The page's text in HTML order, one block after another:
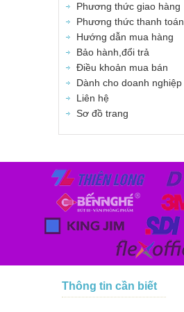
Phương thức giao hàng
Phương thức thanh toán
Hướng dẫn mua hàng
Bảo hành,đổi trả
Điều khoản mua bán
Dành cho doanh nghiệp
Liên hệ
Sơ đồ trang
Thông tin cần biết